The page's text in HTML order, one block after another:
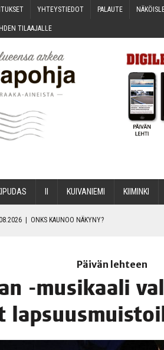
YHTEYS­TIE­DOT PALAU­TE
TILAAJALLE
KUI­VA­NIE­MI KII­MIN­KI
| ONKS KAU­NOO NÄKYNY?
KAN­SA­LAIS­OPIS­TOS­SA VOI SAA­DA AVUSTUSTA
KOTI IISTÄ!
JÄR­JES­TE­TÄÄN PERIN­TEI­TÄ KUNNIOITTAEN
Päivän lehteen
‑musi­kaa­li